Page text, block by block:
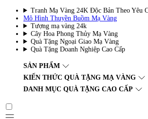
Tranh Mạ Vàng 24K Độc Bản Theo Yêu
Mô Hình Thuyền Buồm Mạ Vàng
Tượng mạ vàng 24k
Cây Hoa Phong Thủy Mạ Vàng
Quà Tặng Ngoại Giao Mạ Vàng
Quà Tặng Doanh Nghiệp Cao Cấp
SẢN PHẨM
KIẾN THỨC QUÀ TẶNG MẠ VÀNG
DANH MỤC QUÀ TẶNG CAO CẤP